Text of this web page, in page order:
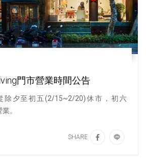
門市營業時間公告
除夕至初五(2/15~2/20)休市，初六
。
SHARE